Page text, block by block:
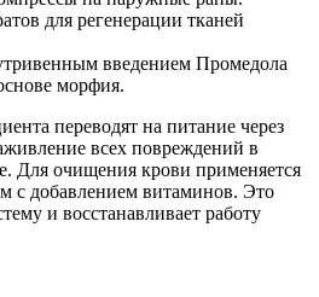
для регенерации тканей
введением Промедола
морфия.
переводят на питание через
всех повреждений в
Для очищения крови применяется
с добавлением витаминов. Это
и восстанавливает работу